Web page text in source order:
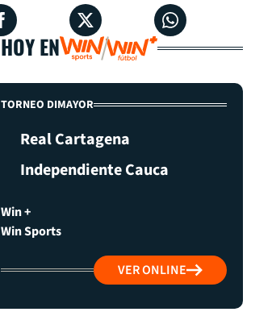
HOY EN
TORNEO DIMAYOR
Real Cartagena
Independiente Cauca
Win +
Win Sports
VER ONLINE